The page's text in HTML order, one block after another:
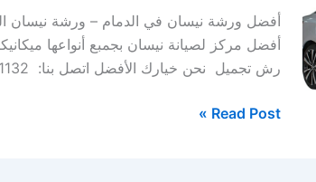
أفضل مركز لصيانة نيسان بجمبع أنواعها
رش تجميل نحن خيارك الأفضل اتصل بنا: 0569391132 العنوان : […]
في
الدمام
ورشة
نيسان
Read Post »